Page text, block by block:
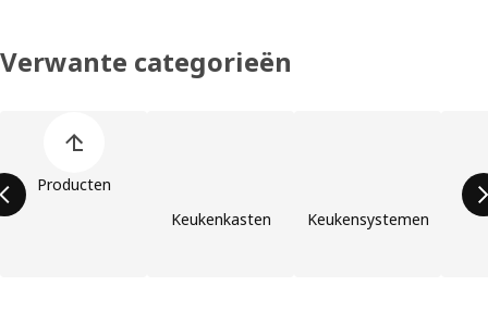
Verwante categorieën
Producten
Keukenkasten
Keukensystemen